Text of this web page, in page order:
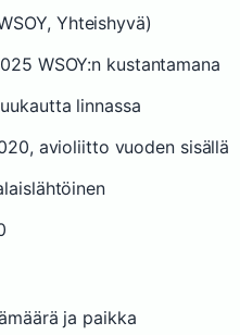
Yhteishyvä)
WSOY:n kustantamana
linnassa
avioliitto vuoden sisällä
ja paikka